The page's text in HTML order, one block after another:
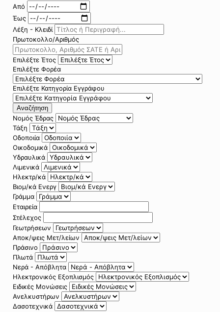
Από
Έως
Λέξη - Κλειδί
Πρωτοκολλο/Αριθμός
Επιλέξτε Έτος
Επιλέξτε Φορέα
Επιλέξτε Κατηγορία Εγγράφου
Αναζήτηση
Νομός Έδρας
Τάξη
Οδοποιία
Οικοδομικά
Υδραυλικά
Λιμενικά
Ηλεκτρ/κά
Βιομ/κά Ενεργ
Γράμμα
Εταιρεία
Στέλεχος
Γεωτρήσεων
Αποκ/ψεις Μετ/λείων
Πράσινο
Πλωτά
Νερά - Απόβλητα
Ηλεκτρονικός Εξοπλισμός
Ειδικές Μονώσεις
Ανελκυστήρων
Δασοτεχνικά